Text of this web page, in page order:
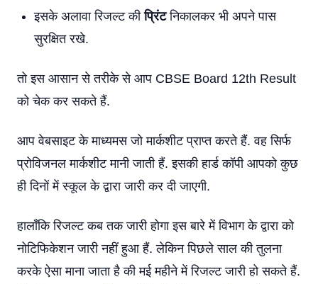
इसके अलावा रिजल्ट कीप्रिंटनिकालकर भी अपने पास
सुरक्षित रखे.
तो इस आसान से तरीके से आप CBSE Board 12th Result
को चेक कर सकते हैं.
आप वेबसाइट के माध्यमस जो मार्कशीट प्राप्त करते हैं. वह सिर्फ
प्रोविजनल मार्कशीट मानी जाती हैं. इसकी हार्ड कॉपी आपको कुछ
ही दिनों में स्कूल के द्वारा जारी कर दी जाएगी.
हालाँकि रिजल्ट कब तक जारी होगा इस बारे में विभाग के द्वारा को
नोटिफिकेशन जारी नहीं हुआ हैं. लेकिन पिछले साल की तुलना
करके ऐसा माना जाता है की मई महीने में रिजल्ट जारी हो सकते हैं.